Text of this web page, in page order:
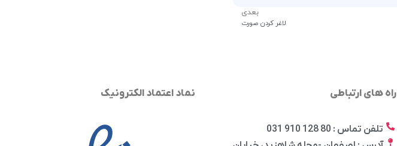
بعدی
لاغر کردن صورت
راه های ارتباطی
تلفن تماس : 80 128 910 031
نماد اعتماد الکترونیک